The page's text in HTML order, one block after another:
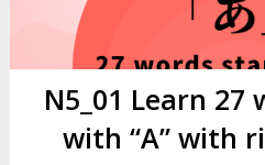
N5_01 Learn
with “A” with